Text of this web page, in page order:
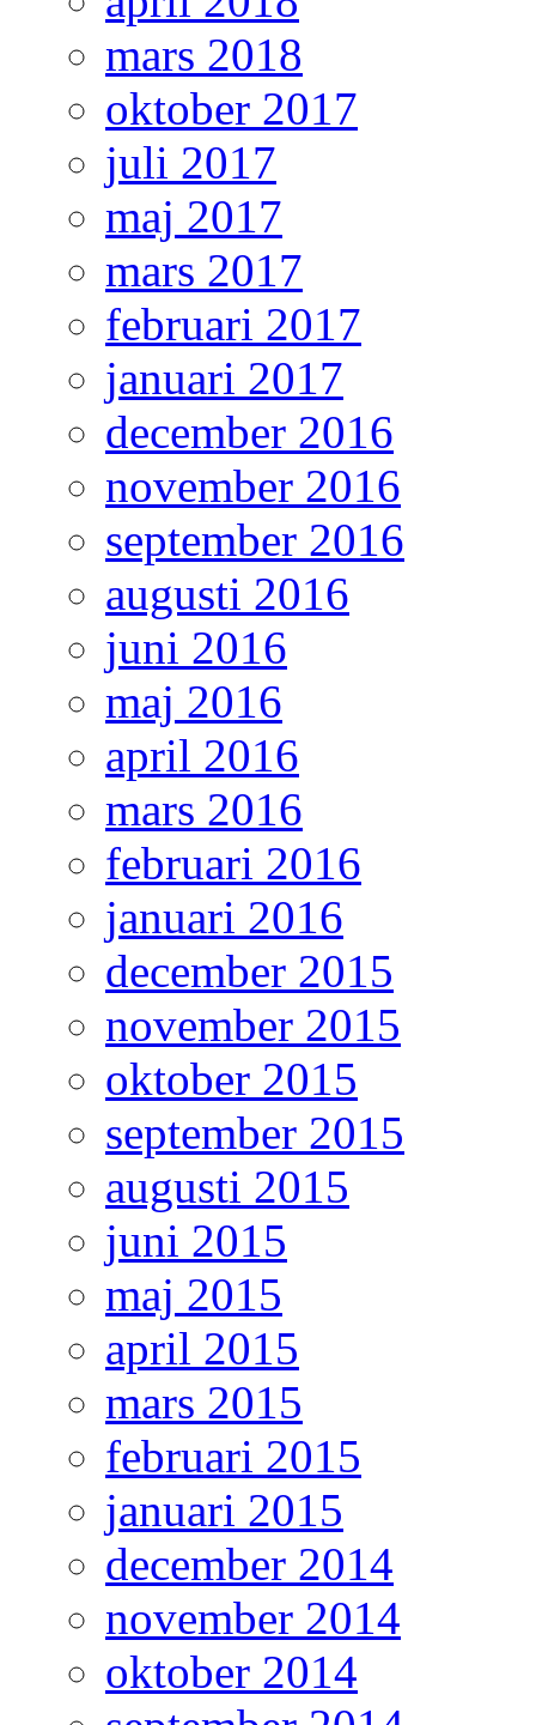
mars 2018
oktober 2017
juli 2017
maj 2017
mars 2017
februari 2017
januari 2017
december 2016
november 2016
september 2016
augusti 2016
juni 2016
maj 2016
april 2016
mars 2016
februari 2016
januari 2016
december 2015
november 2015
oktober 2015
september 2015
augusti 2015
juni 2015
maj 2015
april 2015
mars 2015
februari 2015
januari 2015
december 2014
november 2014
oktober 2014